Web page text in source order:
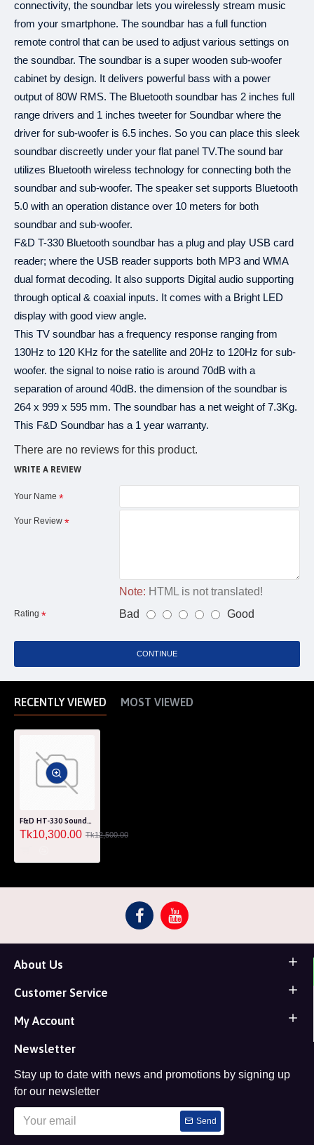
বিস্তারিত জানতে কল করুন
+৮৮ 01913208040
২১টি ব্যাংক থেকে ইএমআই সুবিধা পাওয়া যাবে।
আল আরাফাহ ইসলামী ব্যাংক ৩, ৬, ৯এবং১২মাস
ব্র্যাক ব্যাংক৩, ৬, ৯এবং১২মাস
ব্যাংক এশিয়া৩, ৬, ৯এবং ১২মাস
সিটি
ব্যাংক আমেরিকান এক্সপ্রেস ): ৩, ৬, ৯ ১২
( ): ৩, ৬, ৯ ১২ মাস
ডাচ বাংলা ব্যাংক( ইন্সটাপে ): ৩, ৬, ৯ এবং১২ মাস
ইস্টার্ন ব্যাংক: ৩, ৬, ৯এবং১২মাস
লংকা বাংলা: ৩, ৬, ৯এবং১২মাস
মেঘনা ব্যাংক(স্মার্টপে): ৩, ৬, ৯এবং১২মাস
মার্কেন্টাইল
ব্যাংক ( সিম্পলপে
মিউচুয়াল ট্রাস্ট ব্যাংক(ফ্লেক্সিপে ): ৩, ৬, ৯এবং১২ মাস
এনআরবি ব্যাংক : ৩, ৬, ৯এবং১২মাস
ওয়ান ব্যাংক(স্মার্টইমআই): ৩, ৬, ৯এবং১২মাস
প্রিমিয়ার ব্যাংক(কমফোর্টপে): ৩, ৬, ৯এবং১২মাস
প্রাইম ব্যাংক: ৩, ৬, ৯এবং১২
সাউথ
ব্যাংক : ৩, ৬, ৯
: ৩ এবং ৬ মাস
ট্রাষ্ট ব্যাংক( ইজিপে ): ৩, ৬, ৯এবং১২মাস
ইউনাইটেড কমার্শিয়াল ব্যাংক(ইউ বাই): ৩, ৬ এবং৯ মাস
কমিউনিটি ব্যাংক: ৩, ৬, ৯এবং১২মাস
connectivity, the soundbar lets you wirelessly stream music
from your smartphone. The soundbar has a full function
remote control that can be used to adjust various settings on
the soundbar. The soundbar is a super wooden sub-woofer
cabinet by design. It delivers powerful bass with a power
output of 80W RMS. The Bluetooth soundbar has 2 inches full
range drivers and 1 inches tweeter for Soundbar where the
driver for sub-woofer is 6.5 inches. So you can place this sleek
soundbar discreetly under your flat panel TV.The sound bar
utilizes Bluetooth wireless technology for connecting both the
soundbar and sub-woofer. The speaker set supports Bluetooth
5.0 with an operation distance over 10 meters for both
soundbar and sub-woofer.
F&D T-330 Bluetooth soundbar has a plug and play USB card
reader; where the USB reader supports both MP3 and WMA
dual format decoding. It also supports Digital audio supporting
through optical & coaxial inputs. It comes with a Bright LED
display with good view angle.
This TV soundbar has a frequency response ranging from
130Hz to 120 KHz for the satellite and 20Hz to 120Hz for sub-
woofer. the signal to noise ratio is around 70dB with a
separation of around 40dB. the dimension of the soundbar is
264 x 999 x 595 mm. The soundbar has a net weight of 7.3Kg.
This F&D Soundbar has a 1 year warranty.
There are no reviews for this product.
WRITE A REVIEW
Your Name
Your Review
Note: HTML is not translated!
Rating Bad Good
CONTINUE
RECENTLY VIEWED MOST VIEWED
F&D HT-330 Soundbar Bluetooth Speaker
Tk10,300.00 Tk12,500.00
About Us
Customer Service
My Account
Newsletter
Stay up to date with news and promotions by signing up
for our newsletter
Send